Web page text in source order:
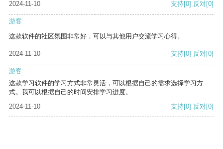
2024-11-10 支持[0] 反对[0]
游客
这款软件的社区氛围非常好，可以与其他用户交流学习心得。
2024-11-10 支持[0] 反对[0]
游客
这款学习软件的学习方式非常灵活，可以根据自己的需求选择学习方
式。我可以根据自己的时间安排学习进度。
2024-11-10
支持[0] 反对[0]